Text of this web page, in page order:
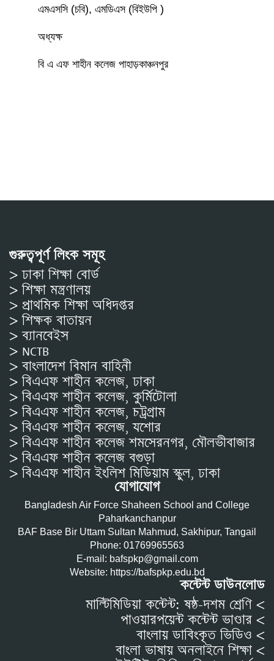
এমএসসি (চবি), এমডিএস (বিইউপি )
অধ্যক্ষ
বি এ এফ শাহীন কলেজ পাহাড়কাঞ্চনপুর
গুরুত্বপূর্ণ লিংক সমূহ
> ঢাকা শিক্ষা বোর্ড
> শিক্ষা মন্ত্রণালয়
> প্রাথমিক শিক্ষা অধিদপ্তর
> শিক্ষক বাতায়ন
> ব্যানবেইস
> NCTB
> বাংলাদেশ বিমান বাহিনী
> বিএএফ শাহীন কলেজ, ঢাকা
> বিএএফ শাহীন কলেজ, কুর্মিটোলা
> বিএএফ শাহীন কলেজ, চট্রগ্রাম
> বিএএফ শাহীন কলেজ, যশোর
> বিএএফ শাহীন কলেজ শমসেরনগর, মৌলভীবাজার
> বিএএফ শাহীন কলেজ বগুড়া
> বিএএফ শাহীন ইংলিশ মিডিয়াম স্কুল, ঢাকা
যোগাযোগ
Bangladesh Air Force Shaheen School and College
Paharkanchanpur
BAF Base Bir Uttam Sultan Mahmud, Sakhipur, Tangail
Phone: 01769965563
E-mail: bafspkp@gmail.com
Website: https://bafspkp.edu.bd
কন্টেন্ট ডাউনলোড
মাল্টিমিডিয়া কন্টেন্ট: ষষ্ঠ-দশম শ্রেণি <
পাওয়ারপয়েন্ট কন্টেন্ট ভাণ্ডার <
বাংলায় ডাবিংকৃত ভিডিও <
বাংলা ভাষায় অনলাইনে শিক্ষা <